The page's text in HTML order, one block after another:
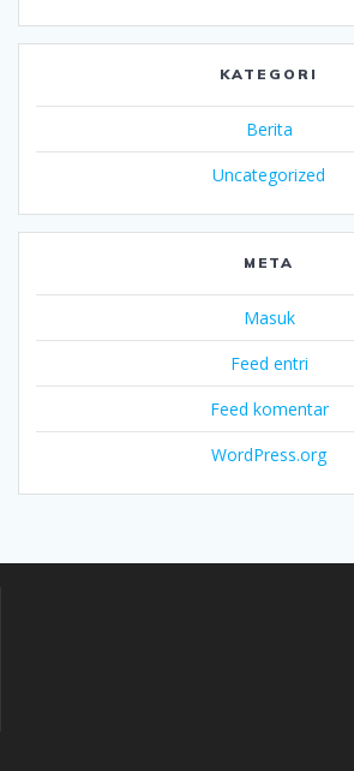
KATEGORI
Berita
Uncategorized
META
Masuk
Feed entri
Feed komentar
WordPress.org